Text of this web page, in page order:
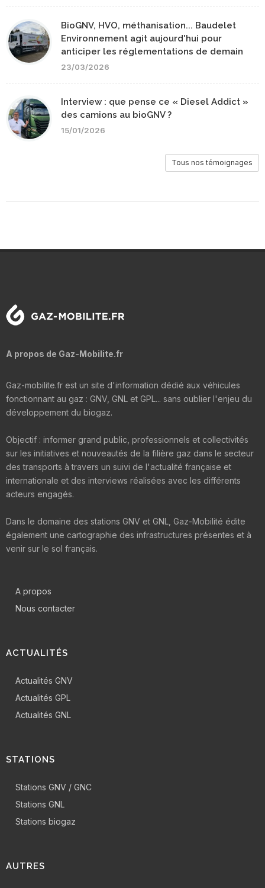
BioGNV, HVO, méthanisation... Baudelet
Environnement agit aujourd'hui pour
anticiper les réglementations de demain
23/03/2026
Interview : que pense ce « Diesel Addict »
des camions au bioGNV ?
15/01/2026
Tous nos témoignages
A propos de Gaz-Mobilite.fr
Gaz-mobilite.fr est un site d'information dédié aux véhicules
fonctionnant au gaz : GNV, GNL et GPL... sans oublier l'enjeu du
développement du biogaz.
Objectif : informer grand public, professionnels et collectivités
sur les initiatives et nouveautés de la filière gaz dans le secteur
des transports à travers un suivi de l'actualité française et
internationale et des interviews réalisées avec les différents
acteurs engagés.
Dans le domaine des stations GNV et GNL, Gaz-Mobilité édite
également une cartographie des infrastructures présentes et à
venir sur le sol français.
A propos
Nous contacter
ACTUALITÉS
Actualités GNV
Actualités GPL
Actualités GNL
STATIONS
Stations GNV / GNC
Stations GNL
Stations biogaz
AUTRES